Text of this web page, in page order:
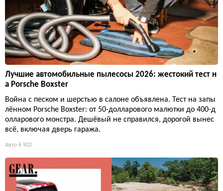
Лучшие автомобильные пылесосы 2026: жестокий тест н
а Porsche Boxster
Война с песком и шерстью в салоне объявлена. Тест на запы
лённом Porsche Boxster: от 50-долларового малютки до 400-д
олларового монстра. Дешёвый не справился, дорогой вынес
всё, включая дверь гаража.
Авто 6 902